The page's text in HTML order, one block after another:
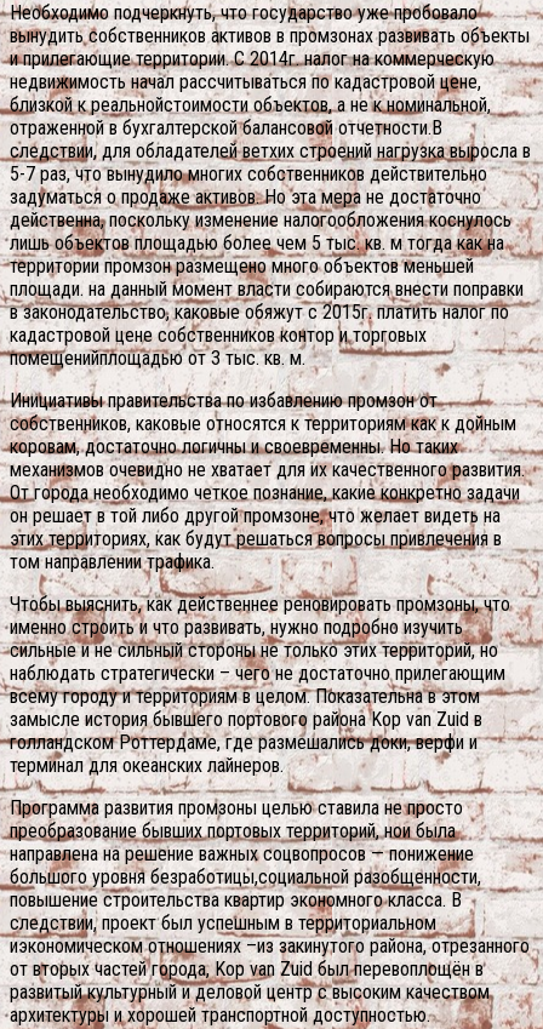
Необходимо подчеркнуть, что государство уже пробовало
вынудить собственников активов в промзонах развивать объекты
и прилегающие территории. С 2014г. налог на коммерческую
недвижимость начал рассчитываться по кадастровой цене,
близкой к реальнойстоимости объектов, а не к номинальной,
отраженной в бухгалтерской балансовой отчетности.В
следствии, для обладателей ветхих строений нагрузка выросла в
5-7 раз, что вынудило многих собственников действительно
задуматься о продаже активов. Но эта мера не достаточно
действенна, поскольку изменение налогообложения коснулось
лишь объектов площадью более чем 5 тыс. кв. м тогда как на
территории промзон размещено много объектов меньшей
площади. на данный момент власти собираются внести поправки
в законодательство, каковые обяжут с 2015г. платить налог по
кадастровой цене собственников контор и торговых
помещенийплощадью от 3 тыс. кв. м.
Инициативы правительства по избавлению промзон от
собственников, каковые относятся к территориям как к дойным
коровам, достаточно логичны и своевременны. Но таких
механизмов очевидно не хватает для их качественного развития.
От города необходимо четкое познание, какие конкретно задачи
он решает в той либо другой промзоне, что желает видеть на
этих территориях, как будут решаться вопросы привлечения в
том направлении трафика.
Чтобы выяснить, как действеннее реновировать промзоны, что
именно строить и что развивать, нужно подробно изучить
сильные и не сильный стороны не только этих территорий, но
наблюдать стратегически – чего не достаточно прилегающим
всему городу и территориям в целом. Показательна в этом
замысле история бывшего портового района Kop van Zuid в
голландском Роттердаме, где размешались доки, верфи и
терминал для океанских лайнеров.
Программа развития промзоны целью ставила не просто
преобразование бывших портовых территорий, нои была
направлена на решение важных соцвопросов — понижение
большого уровня безработицы,социальной разобщенности,
повышение строительства квартир экономного класса. В
следствии, проект был успешным в территориальном
иэкономическом отношениях –из закинутого района, отрезанного
от вторых частей города, Kop van Zuid был перевоплощён в
развитый культурный и деловой центр с высоким качеством
архитектуры и хорошей транспортной доступностью.